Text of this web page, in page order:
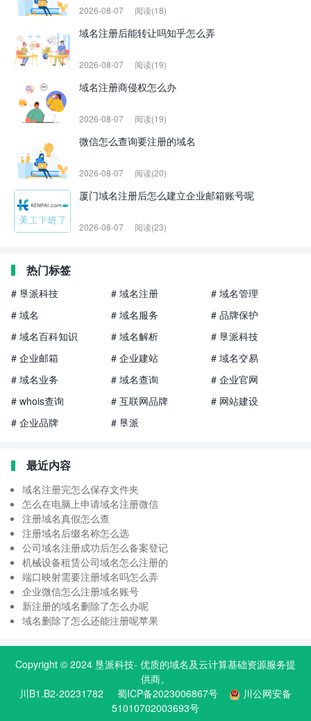
2026-08-07 阅读(18)
域名注册后能转让吗知乎怎么弄
2026-08-07 阅读(19)
域名注册商侵权怎么办
2026-08-07 阅读(19)
微信怎么查询要注册的域名
2026-08-07 阅读(20)
厦门域名注册后怎么建立企业邮箱账号呢
2026-08-07 阅读(23)
热门标签
# 垦派科技 # 域名注册
# 域名管理
# 域名
# 域名服务
# 品牌保护
# 域名百科知识
# 域名解析
# 垦派科技
# 企业邮箱
# 企业建站
# 域名交易
# 域名业务
# 域名查询
# 企业官网
# whois查询
# 互联网品牌
# 网站建设
# 企业品牌
# 垦派
最近内容
域名注册完怎么保存文件夹
怎么在电脑上申请域名注册微信
注册域名真假怎么查
注册域名后缀名称怎么选
公司域名注册成功后怎么备案登记
机械设备租赁公司域名怎么注册的
端口映射需要注册域名吗怎么弄
企业微信怎么注册域名账号
新注册的域名删除了怎么办呢
域名删除了怎么还能注册呢苹果
Copyright © 2024 垦派科技- 优质的域名及云计算基础资源服务提
供商。
川B1.B2-20231782
蜀ICP备2023006867号
川公网安备
51010702003693号